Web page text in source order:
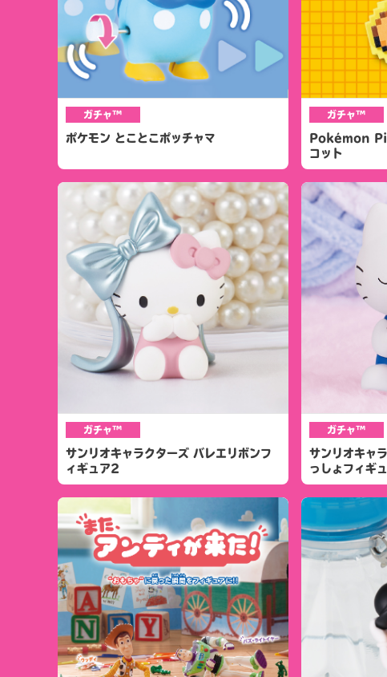
ガチャ™
ポケモン とことこポッチャマ
ガチャ™
Pokémon
コット
ガチャ™
サンリオキャラクターズ バレエリボンフ
ィギュア2
ガチャ™
サンリオキャ
っしょフィギ